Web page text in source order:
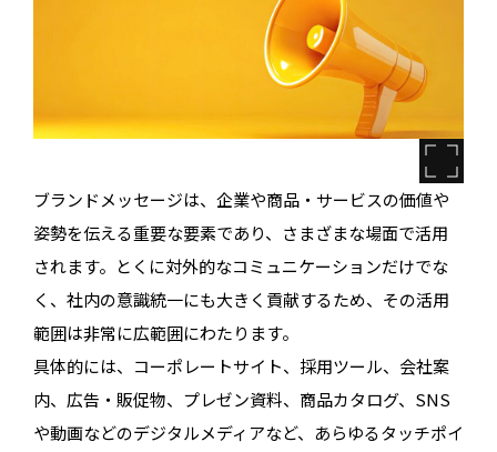
ブランドメッセージは、企業や商品・サービスの価値や
姿勢を伝える重要な要素であり、さまざまな場面で活用
されます。とくに対外的なコミュニケーションだけでな
く、社内の意識統一にも大きく貢献するため、その活用
範囲は非常に広範囲にわたります。
具体的には、コーポレートサイト、採用ツール、会社案
内、広告・販促物、プレゼン資料、商品カタログ、SNS
や動画などのデジタルメディアなど、あらゆるタッチポイ